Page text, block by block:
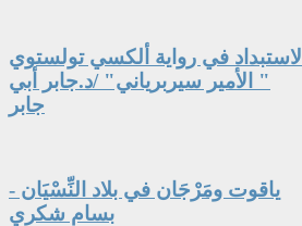
الاستبداد في رواية ألكسي تولستوي
" الأمير سيربرياني" /د.جابر أبي
جابر
ياقوت ومَرْجَان في بلاد النِّسْيَان -
بسام شكري